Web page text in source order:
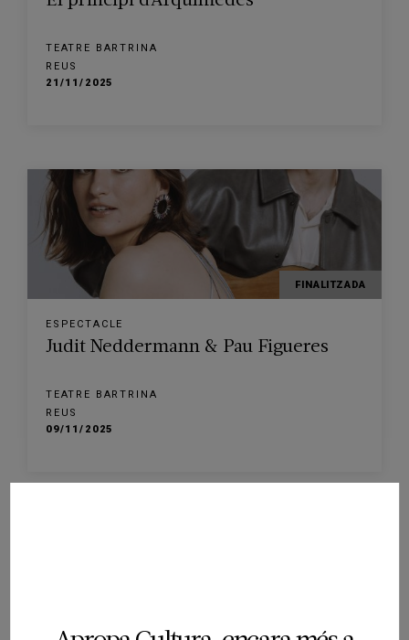
TEATRE BARTRINA
REUS
21/11/2025
FINALITZADA
ESPECTACLE
Judit Neddermann & Pau Figueres
TEATRE BARTRINA
REUS
09/11/2025
FINALITZADA